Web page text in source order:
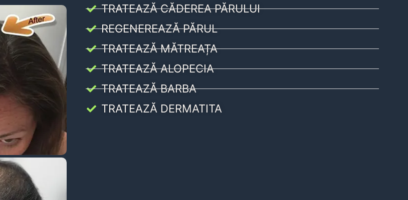
TRATEAZĂ CĂDEREA PĂRULUI
REGENEREAZĂ PĂRUL
TRATEAZĂ MĂTREAȚA
TRATEAZĂ ALOPECIA
TRATEAZĂ BARBA
TRATEAZĂ DERMATITA